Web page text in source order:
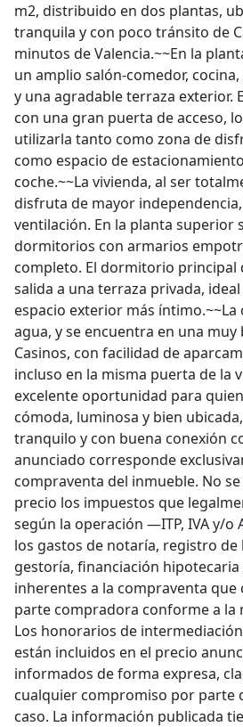
m2, distribuido en dos plantas,
tranquila y con poco tránsito de
minutos de Valencia.~~En la
un amplio salón-comedor,
y una agradable terraza exterior.
con una gran puerta de acceso,
utilizarla tanto como zona de
como espacio de
coche.~~La vivienda, al ser
disfruta de mayor
ventilación. En la planta superior
dormitorios con armarios
completo. El dormitorio principal
salida a una terraza privada,
espacio exterior más íntimo.~~La
agua, y se encuentra en una muy
Casinos, con facilidad de
incluso en la misma puerta de la
excelente oportunidad para
cómoda, luminosa y bien
tranquilo y con buena conexión
anunciado corresponde
compraventa del inmueble. No
precio los impuestos que
según la operación —ITP, IVA y/o
los gastos de notaría, registro de
gestoría, financiación
inherentes a la compraventa que
parte compradora conforme a la
Los honorarios de
están incluidos en el precio
informados de forma expresa,
cualquier compromiso por parte
caso. La información publicada